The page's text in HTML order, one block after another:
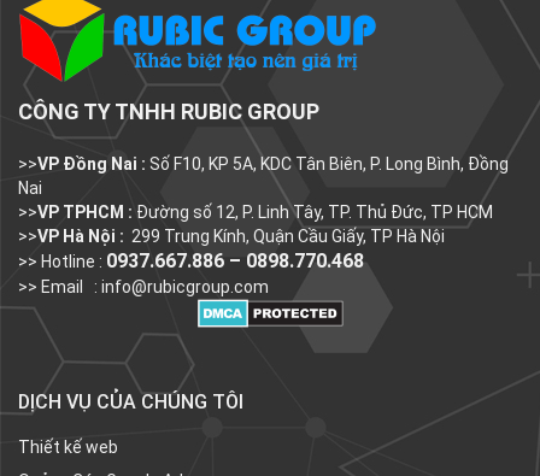
CÔNG TY TNHH RUBIC GROUP
>>VP Đồng Nai : Số F10, KP 5A, KDC Tân Biên, P. Long Bình, Đồng
Nai
>>VP TPHCM : Đường số 12, P. Linh Tây, TP. Thủ Đức, TP HCM
>>VP Hà Nội : 299 Trung Kính, Quận Cầu Giấy, TP Hà Nội
>> Hotline : 0937.667.886 – 0898.770.468
>> Email : info@rubicgroup.com
DỊCH VỤ CỦA CHÚNG TÔI
Thiết kế web